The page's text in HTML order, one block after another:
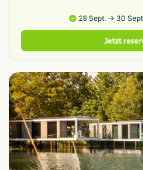
28 Sept. → 30
Jetzt